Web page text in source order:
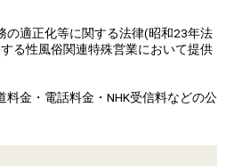
の適正化等に関する法律(昭和23年法
る性風俗関連特殊営業において提供
金・電話料金・NHK受信料などの公